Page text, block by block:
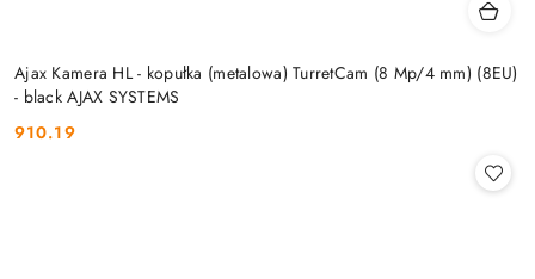
Ajax Kamera HL - kopułka (metalowa) TurretCam (8 Mp/4 mm) (8EU)
- black AJAX SYSTEMS
Cena:
910.19